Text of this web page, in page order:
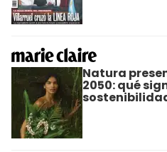
Natura
2050: qué